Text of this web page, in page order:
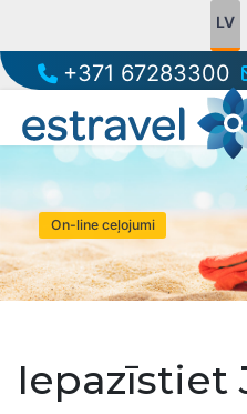
LV
+371 67283300
Iepazīstiet